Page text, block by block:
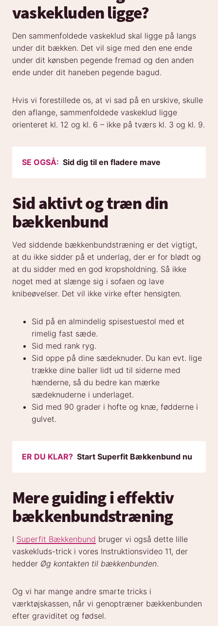
vaskekluden ligge?
Den sammenfoldede vaskeklud skal ligge på langs
under dit bækken. Det vil sige med den ene ende
under dit kønsben pegende fremad og den anden
ende under dit haneben pegende bagud.
Hvis vi forestillede os, at vi sad på en urskive, skulle
den aflange, sammenfoldede vaskeklud ligge
orienteret kl. 12 og kl. 6 – ikke på tværs kl. 3 og kl. 9.
SE OGSÅ: Sid dig til en fladere mave
Sid aktivt og træn din
bækkenbund
Ved siddende bækkenbundstræning er det vigtigt,
at du ikke sidder på et underlag, der er for blødt og
at du sidder med en god kropsholdning. Så ikke
noget med at slænge sig i sofaen og lave
knibeøvelser. Det vil ikke virke efter hensigten.
Sid på en almindelig spisestuestol med et
rimelig fast sæde.
Sid med rank ryg.
Sid oppe på dine sædeknuder. Du kan evt. lige
trække dine baller lidt ud til siderne med
hænderne, så du bedre kan mærke
sædeknuderne i underlaget.
Sid med 90 grader i hofte og knæ, fødderne i
gulvet.
ER DU KLAR? Start Superfit Bækkenbund nu
Mere guiding i effektiv
bækkenbundstræning
I Superfit Bækkenbund bruger vi også dette lille
vaskekluds-trick i vores Instruktionsvideo 11, der
hedder Øg kontakten til bækkenbunden.
Og vi har mange andre smarte tricks i
værktøjskassen, når vi genoptræner bækkenbunden
efter graviditet og fødsel.